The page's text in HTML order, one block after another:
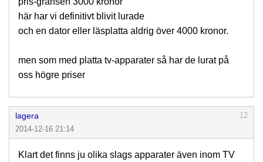
här har vi definitivt blivit lurade
och en dator eller läsplatta aldrig över 4000 kronor.
men som med platta tv-apparater så har de lurat på
oss högre priser
lagera
12
2014-12-16 21:14
Klart det finns ju olika slags apparater även inom TV